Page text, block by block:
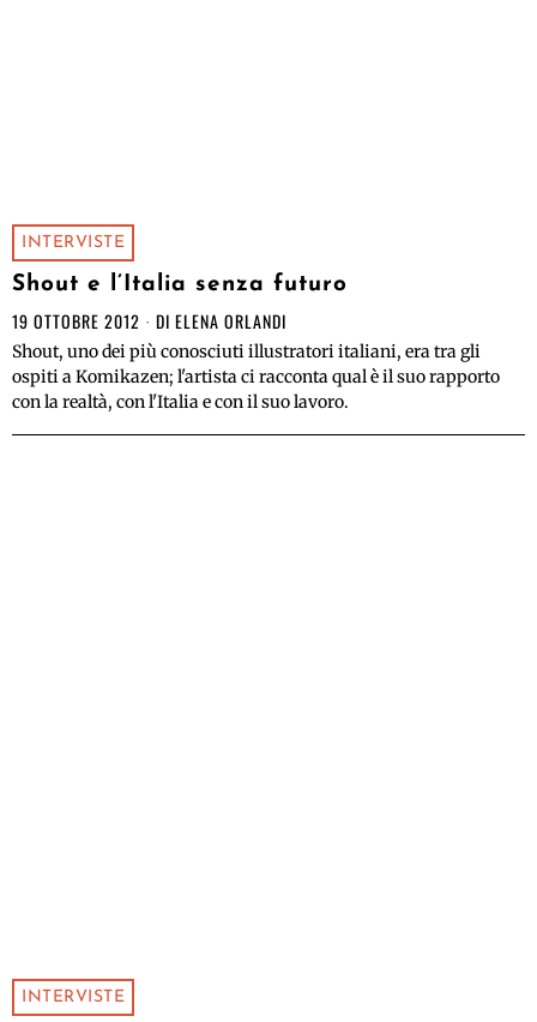
INTERVISTE
Shout e l’Italia senza futuro
19 OTTOBRE 2012 DI ELENA ORLANDI
Shout, uno dei più conosciuti illustratori italiani, era tra gli
ospiti a Komikazen; l'artista ci racconta qual è il suo rapporto
con la realtà, con l'Italia e con il suo lavoro.
INTERVISTE